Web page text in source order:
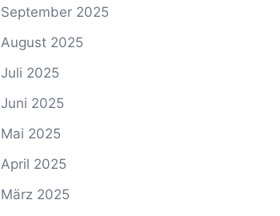
September 2025
August 2025
Juli 2025
Juni 2025
Mai 2025
April 2025
März 2025